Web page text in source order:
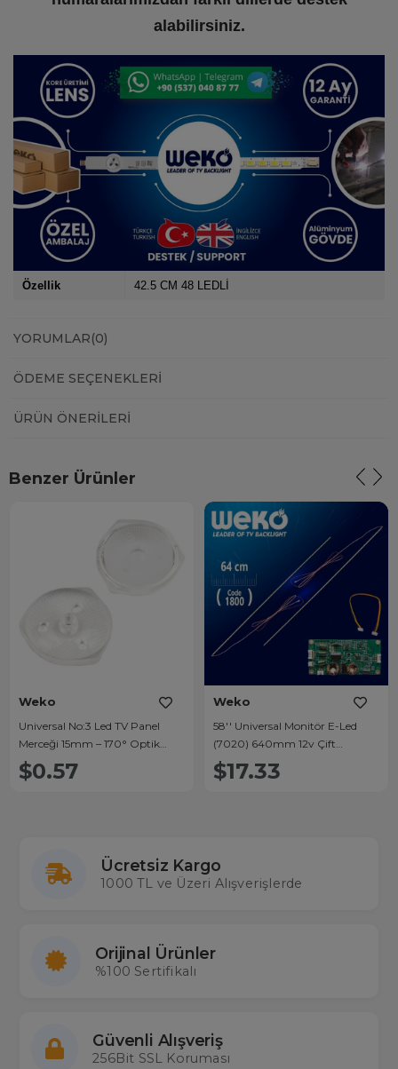
alabilirsiniz.
Özellik 42.5 CM 48 LEDLİ
YORUMLAR(0)
ÖDEME SEÇENEKLERI
ÜRÜN ÖNERILERI
Benzer Ürünler
Weko
Universal No:3 Led TV Panel
Merceği 15mm – 170° Optik
Difüzör
$0.57
Weko
58'' Universal Monitör E-Led
(7020) 640mm 12v Çift
Led+Sürücü+Kablo Takım
$17.33
Ücretsiz Kargo
1000 TL ve Üzeri Alışverişlerde
Orijinal Ürünler
%100 Sertifikalı
Güvenli Alışveriş
256Bit SSL Koruması